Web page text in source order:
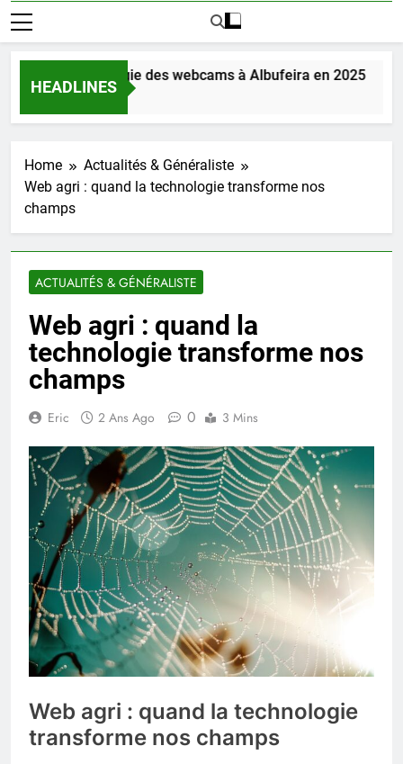
HEADLINES
la magie des webcams à Albufeira en 2025
Ago
Home
Actualités & Généraliste
Web agri : quand la technologie transforme nos
champs
ACTUALITÉS & GÉNÉRALISTE
Web agri : quand la
technologie transforme nos
champs
Eric 2 Ans Ago 0 3 Mins
Web agri : quand la technologie
transforme nos champs